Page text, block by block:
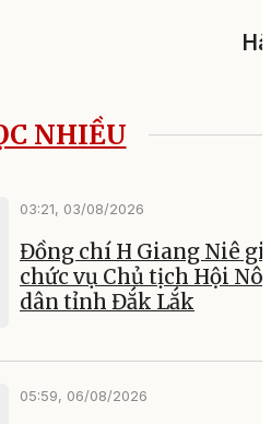
NHIỀU
03:21, 03/08/2026
Đồng chí H Giang Niê
chức vụ Chủ tịch Hội
dân tỉnh Đắk Lắk
05:59, 06/08/2026